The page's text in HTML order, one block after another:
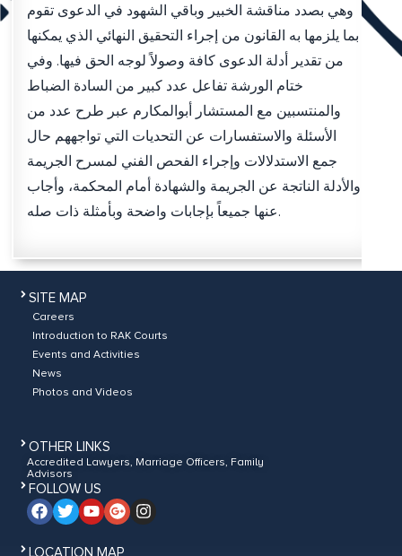
وهي بصدد مناقشة الخبير وباقي الشهود في الدعوى تقوم
بما يلزمها به القانون من إجراء التحقيق النهائي الذي يمكنها
من تقدير أدلة الدعوى كافة وصولاً لوجه الحق فيها. وفي
ختام الورشة تفاعل عدد كبير من السادة الضباط
والمنتسبين مع المستشار أبوالمكارم عبر طرح عدد من
الأسئلة والاستفسارات عن التحديات التي تواجههم حال
جمع الاستدلالات وإجراء الفحص الفني لمسرح الجريمة
والأدلة الناتجة عن الجريمة والشهادة أمام المحكمة، وأجاب
عنها جميعاً بإجابات واضحة وبأمثلة ذات صله.
SITE MAP
Careers
Introduction to RAK Courts
Events and Activities
News
Photos and Videos
OTHER LINKS
Accredited Lawyers, Marriage Officers, Family
Advisors
FOLLOW US
LOCATION MAP